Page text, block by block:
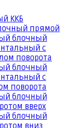
ККБ
прямой
блочный
с
поворота
блочный
с
поворота
блочный
вверх
блочный
вниз